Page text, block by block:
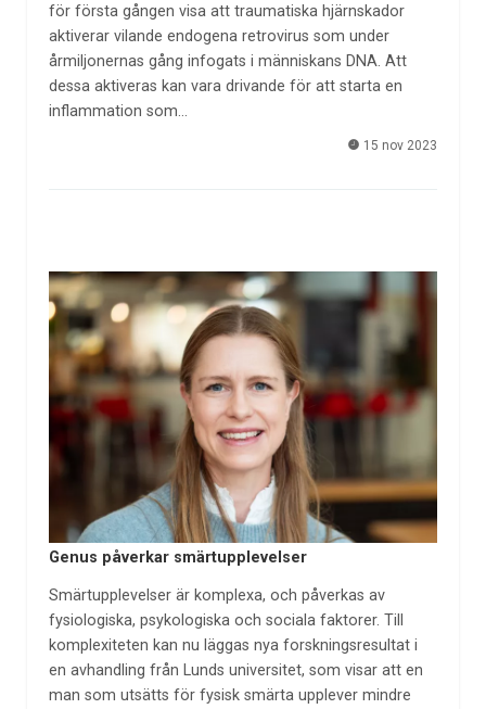
för första gången visa att traumatiska hjärnskador
aktiverar vilande endogena retrovirus som under
årmiljonernas gång infogats i människans DNA. Att
dessa aktiveras kan vara drivande för att starta en
inflammation som…
15 nov 2023
Genus påverkar smärtupplevelser
Smärtupplevelser är komplexa, och påverkas av
fysiologiska, psykologiska och sociala faktorer. Till
komplexiteten kan nu läggas nya forskningsresultat i
en avhandling från Lunds universitet, som visar att en
man som utsätts för fysisk smärta upplever mindre